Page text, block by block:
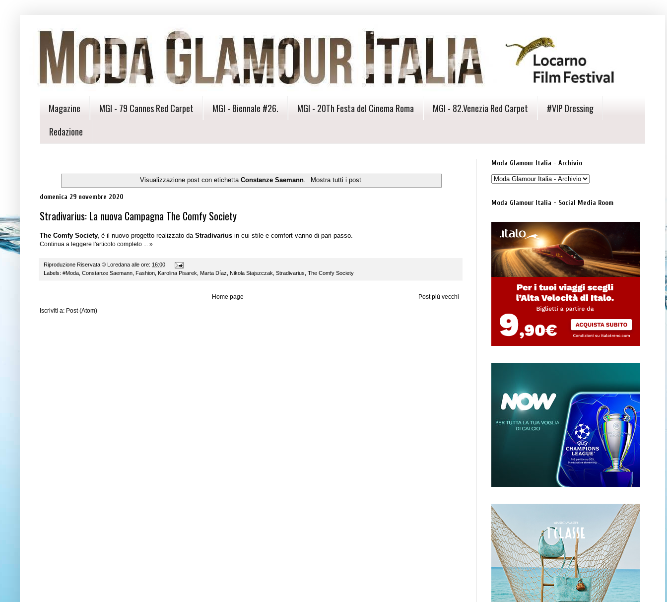
Magazine MGI - 79 Cannes Red Carpet MGI - Biennale #26. MGI - 20Th Festa del Cinema Roma MGI - 82.Venezia Red Carpet
#VIP Dressing
Redazione
Visualizzazione post con etichettaConstanze Saemann. Mostra tutti i post
domenica 29 novembre 2020
Stradivarius: La nuova Campagna The Comfy Society
The Comfy Society, è il nuovo progetto realizzato da Stradivarius in cui stile e comfort vanno di pari passo.
Continua a leggere l'articolo completo ... »
Riproduzione Riservata © Loredana alle ore: 16:00
Labels: #Moda Constanze Saemann Fashion Karolina Pisarek Marta Díaz Nikola Stajszczak Stradivarius The Comfy Society
Post più vecchi
Home page
Iscriviti a: Post (Atom)
Moda Glamour Italia - Archivio
Moda Glamour Italia - Social Media Room